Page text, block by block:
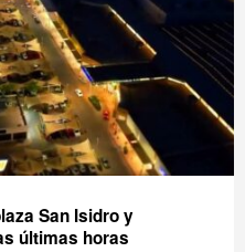
San Isidro y
últimas horas